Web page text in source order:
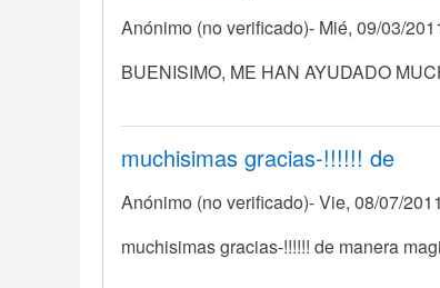
Anónimo (no verificado) Mié, 09/03/
En
a
SE
ENCANTÓ..ME
Anónimo
BUENISIMO, ME HAN AYUDADO
muchisimas gracias-!!!!!! de
Anónimo (no verificado) Vie, 08/07/
muchisimas gracias-!!!!!! de manera